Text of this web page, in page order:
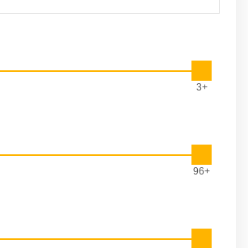
3+
96+